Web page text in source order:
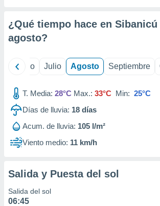
e
mediante
publicidad
publicidad
de
1199
¿Qué tiempo hace en Sibanicú
agosto?
Junio Julio Agosto Septiembre
T. Media: 28°C Max.: 33°C Min: 25°C
Días de lluvia: 18 días
Acum. de lluvia: 105 l/m²
Viento medio: 11 km/h
Salida y Puesta del sol
Salida del sol
06:45